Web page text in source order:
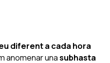
diferent a cada hora
anomenar unasubhasta